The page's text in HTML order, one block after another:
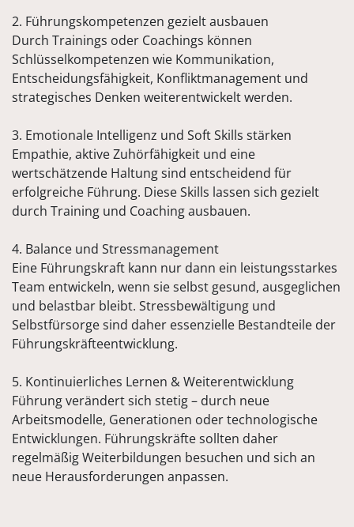
2. Führungskompetenzen gezielt ausbauen
Durch Trainings oder Coachings können
Schlüsselkompetenzen wie Kommunikation,
Entscheidungsfähigkeit, Konfliktmanagement und
strategisches Denken weiterentwickelt werden.
3. Emotionale Intelligenz und Soft Skills stärken
Empathie, aktive Zuhörfähigkeit und eine
wertschätzende Haltung sind entscheidend für
erfolgreiche Führung. Diese Skills lassen sich gezielt
durch Training und Coaching ausbauen.
4. Balance und Stressmanagement
Eine Führungskraft kann nur dann ein leistungsstarkes
Team entwickeln, wenn sie selbst gesund, ausgeglichen
und belastbar bleibt. Stressbewältigung und
Selbstfürsorge sind daher essenzielle Bestandteile der
Führungskräfteentwicklung.
5. Kontinuierliches Lernen & Weiterentwicklung
Führung verändert sich stetig – durch neue
Arbeitsmodelle, Generationen oder technologische
Entwicklungen. Führungskräfte sollten daher
regelmäßig Weiterbildungen besuchen und sich an
neue Herausforderungen anpassen.